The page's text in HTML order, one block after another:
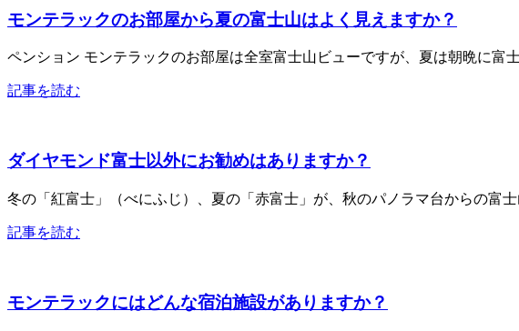
モンテラックのお部屋から夏の富士山はよく見えますか？
ペンション モンテラックのお部屋は全室富士山ビューですが、夏は朝晩に富
記事を読む
ダイヤモンド富士以外にお勧めはありますか？
冬の「紅富士」（べにふじ）、夏の「赤富士」が、秋のパノラマ台からの富
記事を読む
モンテラックにはどんな宿泊施設がありますか？